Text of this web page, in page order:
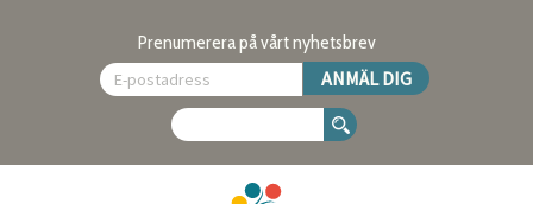
Prenumerera på vårt nyhetsbrev